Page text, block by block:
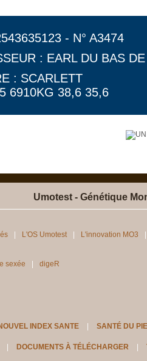
- N° A3474
: EARL DU BAS
: SCARLETT
6910KG 38,6 35,6
Umotest - Génétique
L'OS Umotest L'innovation MO3
sexée digeR
INDEX SANTE SANTÉ DU
DOCUMENTS À TÉLÉCHARGER